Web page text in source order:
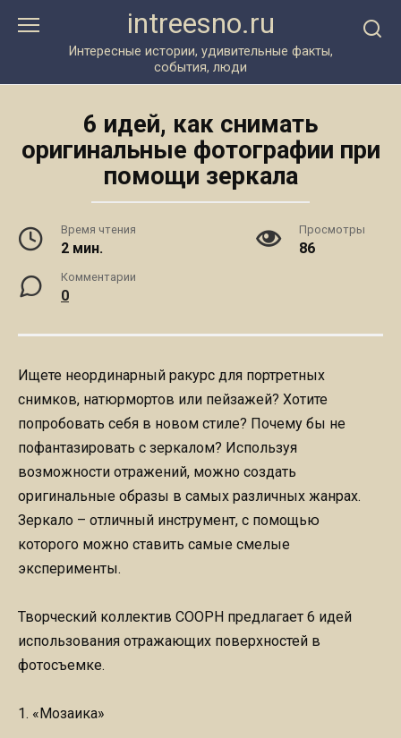
intreesno.ru
Интересные истории, удивительные факты,
события, люди
6 идей, как снимать
оригинальные фотографии при
помощи зеркала
Время чтения
2 мин.
Просмотры
86
Комментарии
0
Ищете неординарный ракурс для портретных
снимков, натюрмортов или пейзажей? Хотите
попробовать себя в новом стиле? Почему бы не
пофантазировать с зеркалом? Используя
возможности отражений, можно создать
оригинальные образы в самых различных жанрах.
Зеркало – отличный инструмент, с помощью
которого можно ставить самые смелые
эксперименты.
Творческий коллектив COOPH предлагает 6 идей
использования отражающих поверхностей в
фотосъемке.
1. «Мозаика»